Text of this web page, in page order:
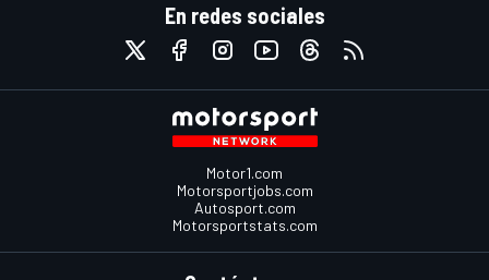
En redes sociales
Motor1.com
Motorsportjobs.com
Autosport.com
Motorsportstats.com